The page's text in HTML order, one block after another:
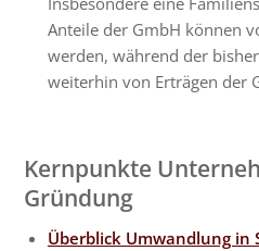
Anteile der GmbH können
werden, während der
weiterhin von Erträgen der
Kernpunkte
Gründung
Überblick Umwandlung in